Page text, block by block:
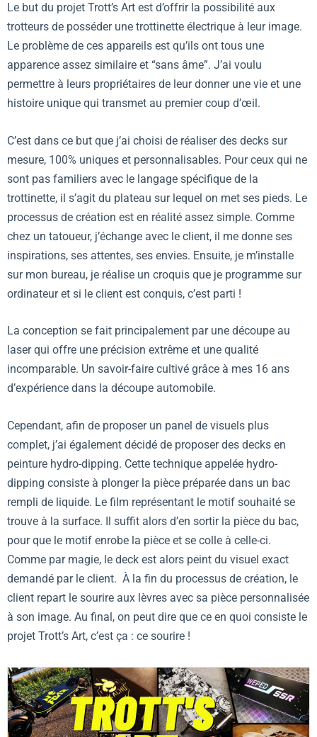
Le but du projet Trott’s Art est d’offrir la possibilité aux
trotteurs de posséder une trottinette électrique à leur image.
Le problème de ces appareils est qu’ils ont tous une
apparence assez similaire et “sans âme”. J’ai voulu
permettre à leurs propriétaires de leur donner une vie et une
histoire unique qui transmet au premier coup d’œil.
C’est dans ce but que j’ai choisi de réaliser des decks sur
mesure, 100% uniques et personnalisables. Pour ceux qui ne
sont pas familiers avec le langage spécifique de la
trottinette, il s’agit du plateau sur lequel on met ses pieds. Le
processus de création est en réalité assez simple. Comme
chez un tatoueur, j’échange avec le client, il me donne ses
inspirations, ses attentes, ses envies. Ensuite, je m’installe
sur mon bureau, je réalise un croquis que je programme sur
ordinateur et si le client est conquis, c’est parti !
La conception se fait principalement par une découpe au
laser qui offre une précision extrême et une qualité
incomparable. Un savoir-faire cultivé grâce à mes 16 ans
d’expérience dans la découpe automobile.
Cependant, afin de proposer un panel de visuels plus
complet, j’ai également décidé de proposer des decks en
peinture hydro-dipping. Cette technique appelée hydro-
dipping consiste à plonger la pièce préparée dans un bac
rempli de liquide. Le film représentant le motif souhaité se
trouve à la surface. Il suffit alors d’en sortir la pièce du bac,
pour que le motif enrobe la pièce et se colle à celle-ci.
Comme par magie, le deck est alors peint du visuel exact
demandé par le client. À la fin du processus de création, le
client repart le sourire aux lèvres avec sa pièce personnalisée
à son image. Au final, on peut dire que ce en quoi consiste le
projet Trott’s Art, c’est ça : ce sourire !